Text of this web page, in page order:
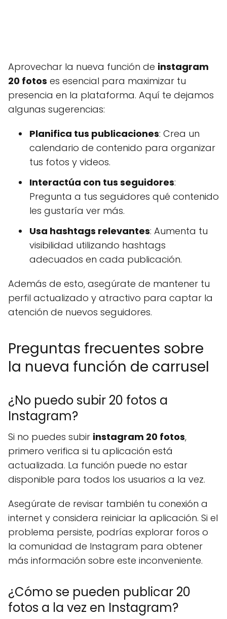
Aprovechar la nueva función de instagram
20 fotos es esencial para maximizar tu
presencia en la plataforma. Aquí te dejamos
algunas sugerencias:
Planifica tus publicaciones: Crea un
calendario de contenido para organizar
tus fotos y videos.
Interactúa con tus seguidores:
Pregunta a tus seguidores qué contenido
les gustaría ver más.
Usa hashtags relevantes: Aumenta tu
visibilidad utilizando hashtags
adecuados en cada publicación.
Además de esto, asegúrate de mantener tu
perfil actualizado y atractivo para captar la
atención de nuevos seguidores.
Preguntas frecuentes sobre
la nueva función de carrusel
¿No puedo subir 20 fotos a
Instagram?
Si no puedes subir instagram 20 fotos,
primero verifica si tu aplicación está
actualizada. La función puede no estar
disponible para todos los usuarios a la vez.
Asegúrate de revisar también tu conexión a
internet y considera reiniciar la aplicación. Si el
problema persiste, podrías explorar foros o
la comunidad de Instagram para obtener
más información sobre este inconveniente.
¿Cómo se pueden publicar 20
fotos a la vez en Instagram?